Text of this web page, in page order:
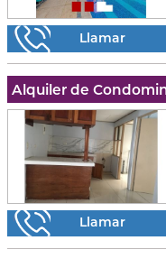
Llamar
Llamar